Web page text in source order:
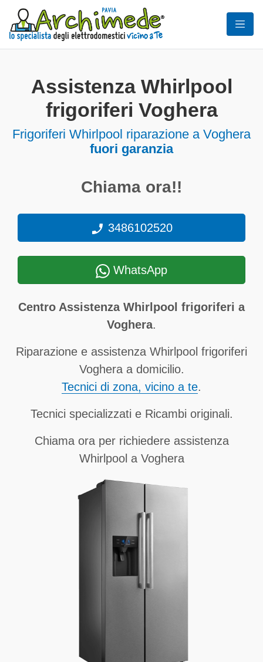
Assistenza Whirlpool
frigoriferi Voghera
Frigoriferi Whirlpool riparazione a Voghera
fuori garanzia
Chiama ora!!
3486102520
WhatsApp
Centro Assistenza Whirlpool frigoriferi a
Voghera.
Riparazione e assistenza Whirlpool frigoriferi
Voghera a domicilio.
Tecnici di zona, vicino a te.
Tecnici specializzati e Ricambi originali.
Chiama ora per richiedere assistenza
Whirlpool a Voghera